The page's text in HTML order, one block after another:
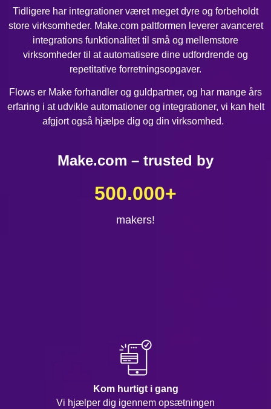
Tidligere har integrationer været meget dyre og forbeholdt
store virksomheder. Make.com paltformen leverer avanceret
integrations funktionalitet til små og mellemstore
virksomheder til at automatisere dine udfordrende og
repetitative forretningsopgaver.
Flows er Make forhandler og guldpartner, og har mange års
erfaring i at udvikle automationer og integrationer, vi kan helt
afgjort også hjælpe dig og din virksomhed.
Make.com – trusted by
makers!
500.000+
Kom hurtigt i gang
Vi hjælper dig igennem opsætningen